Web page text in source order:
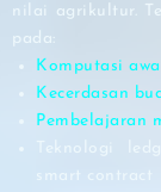
nilai agrikultur.
pada:
Komputasi
Kecerdasan
Pembelajaran
Teknologi
smart contract